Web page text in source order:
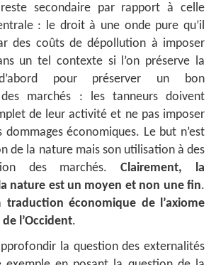
reste secondaire par rapport à celle
: le droit à une onde pure qu’il
des coûts de dépollution à imposer
un tel contexte si l’on préserve la
pour préserver un bon
marchés : les tanneurs doivent
de leur activité et ne pas imposer
dommages économiques. Le but n’est
de la nature mais son utilisation à des
des marchés.Clairement, la
nature est un moyen et non une fin.
traduction économique de l’axiome
l’Occident.
la question des externalités